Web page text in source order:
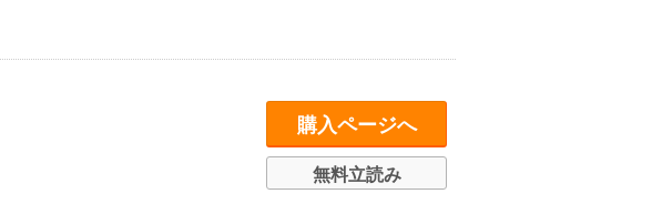
購入ページへ
無料立読み